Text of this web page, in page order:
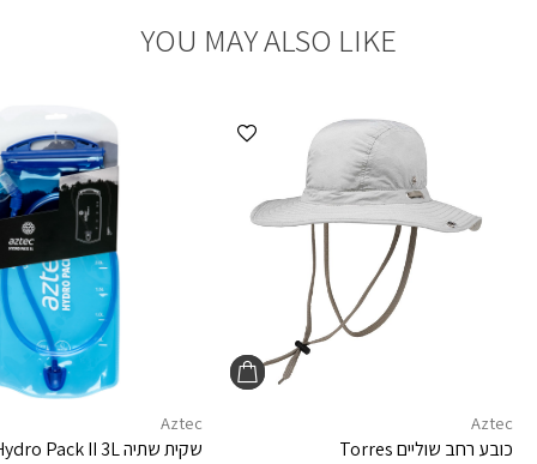
YOU MAY ALSO LIKE
הוספה למועדפים
Aztec
כובע רחב שולייםTorres
Aztec
שקית שתיהPack II 3L